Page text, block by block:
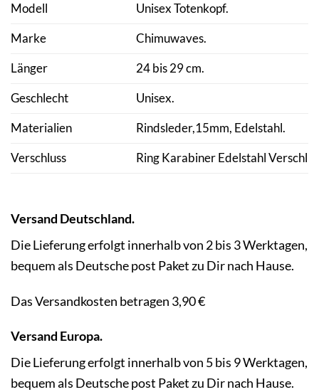
Modell Unisex Totenkopf.
Marke Chimuwaves.
Länger 24 bis 29 cm.
Geschlecht Unisex.
Materialien Rindsleder,15mm, Edelstahl.
Verschluss Ring Karabiner Edelstahl
Versand Deutschland.
Die Lieferung erfolgt innerhalb von 2 bis 3 Werktagen,
bequem als Deutsche post Paket zu Dir nach Hause.
Das Versandkosten betragen 3,90 €
Versand Europa.
Die Lieferung erfolgt innerhalb von 5 bis 9 Werktagen,
bequem als Deutsche post Paket zu Dir nach Hause.